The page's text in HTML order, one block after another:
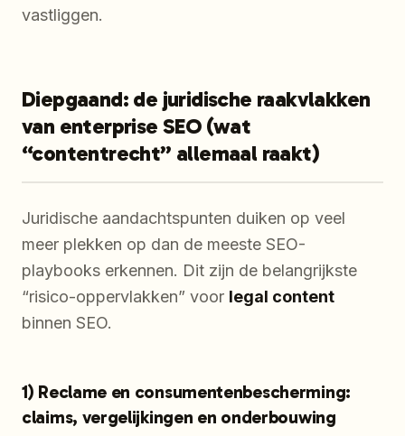
vastliggen.
Diepgaand: de juridische raakvlakken
van enterprise SEO (wat
“contentrecht” allemaal raakt)
Juridische aandachtspunten duiken op veel
meer plekken op dan de meeste SEO-
playbooks erkennen. Dit zijn de belangrijkste
“risico-oppervlakken” voor legal content
binnen SEO.
1) Reclame en consumentenbescherming:
claims, vergelijkingen en onderbouwing